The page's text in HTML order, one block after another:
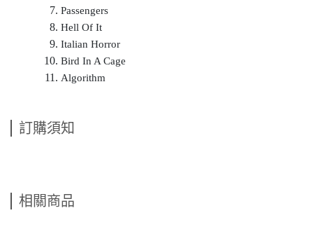
Passengers
Hell Of It
Italian Horror
Bird In A Cage
Algorithm
訂購須知
相關商品